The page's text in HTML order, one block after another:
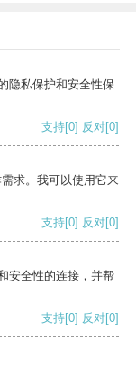
隐私保护和安全性保
支持[0] 反对[0]
求。我可以使用它来
支持[0] 反对[0]
安全性的连接，并帮
支持[0] 反对[0]